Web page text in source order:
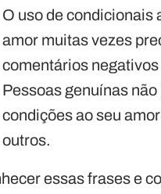
O uso de condicionais
amor muitas vezes
comentários
Pessoas genuínas
condições ao seu
outros.
essas frases e